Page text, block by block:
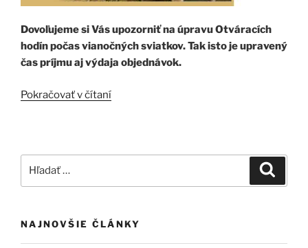
Dovoľujeme si Vás upozorniť na úpravu Otváracích
hodín počas vianočných sviatkov. Tak isto je upravený
čas príjmu aj výdaja objednávok.
Pokračovať v čítaní„UPOZORNENIE“
NAJNOVŠIE ČLÁNKY